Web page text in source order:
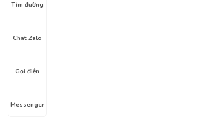
Tìm đường
Chat Zalo
Gọi điện
Messenger